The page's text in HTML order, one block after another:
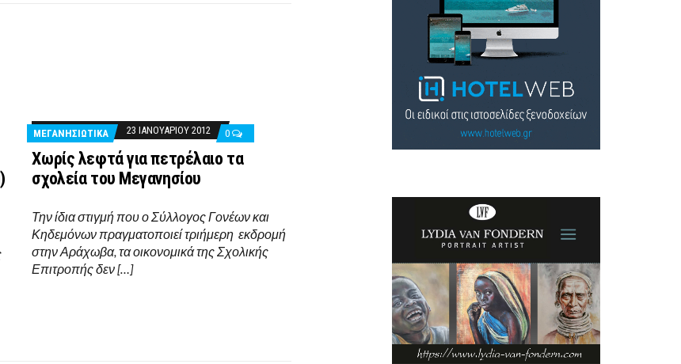
ΜΕΓΑΝΗΣΙΩΤΙΚΑ 23 ΙΑΝΟΥΑΡΊΟΥ 2012 0
Xωρίς λεφτά για πετρέλαιο τα
σχολεία του Μεγανησίου
Την ίδια στιγμή που ο Σύλλογος Γονέων και
Κηδεμόνων πραγματοποιεί τριήμερη εκδρομή
στην Αράχωβα, τα οικονομικά της Σχολικής
Επιτροπής δεν […]